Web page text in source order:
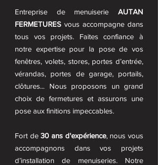
Entreprise de menuiserie AUTAN
FERMETURES vous accompagne dans
tous vos projets. Faites confiance à
notre expertise pour la pose de vos
fenêtres, volets, stores, portes d’entrée,
vérandas, portes de garage, portails,
clôtures... Nous proposons un grand
choix de fermetures et assurons une
pose aux finitions impeccables.
Fort de30 ans d'expérience, nous vous
accompagnons dans vos projets
d’installation de menuiseries. Notre